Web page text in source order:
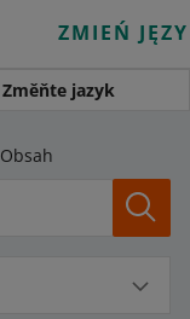
ZMIEŃ
Změňte jazyk
Obsah